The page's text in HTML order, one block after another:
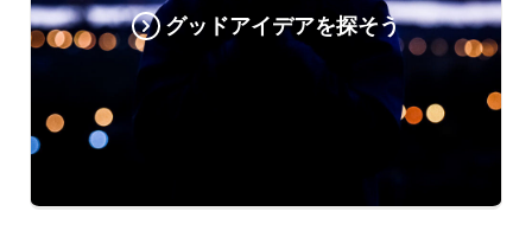
グッドアイデアを探そう